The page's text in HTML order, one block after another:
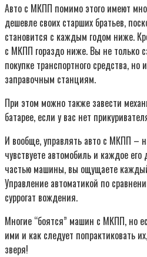
Авто с МКПП помимо этого имеют
дешевле своих старших братьев,
становится с каждым годом ниже.
с МКПП гораздо ниже. Вы не только
покупке транспортного средства,
заправочным станциям.
При этом можно также завести
батарее, если у вас нет
И вообще, управлять авто с МКПП –
чувствуете автомобиль и каждое
частью машины, вы ощущаете
Управление автоматикой по
суррогат вождения.
Многие “боятся” машин с МКПП, но
ими и как следует попрактиковать
зверя!